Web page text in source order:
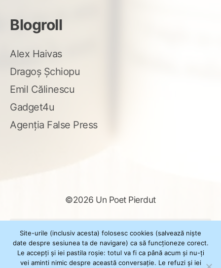
Blogroll
Alex Haivas
Dragoș Șchiopu
Emil Călinescu
Gadget4u
Agenția False Press
©2026 Un Poet Pierdut
după:
Site-urile (inclusiv acesta) folosesc cookies (salvează niște
date despre sesiunea ta de navigare) ca să funcționeze corect.
Le accepți și iei pastila roșie: totul va fi ca până acum și nu-ți
vei aminti nimic despre această conversație. Le refuzi și iei